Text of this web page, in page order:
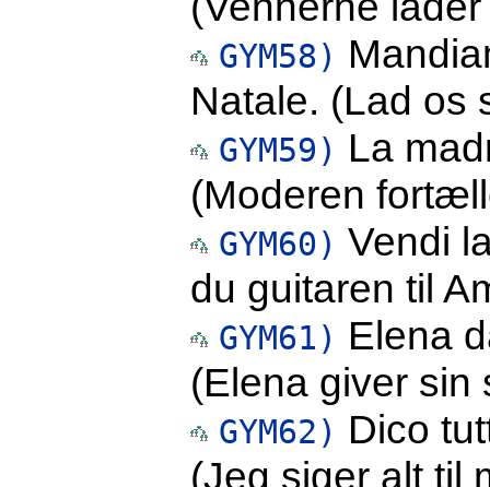
GYM58)
Natale. (Lad os
GYM59) La
(Moderen
GYM60) Vendi
du guitaren til
GYM61) Elena
(Elena giver sin
GYM62) Dico
(Jeg siger alt til